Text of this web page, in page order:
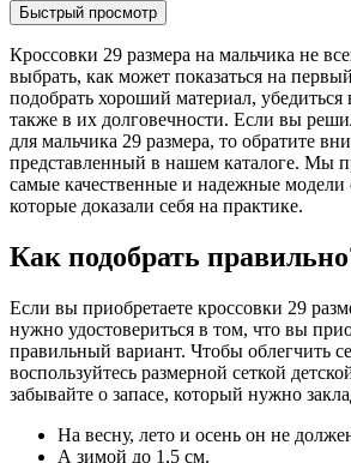
Быстрый просмотр
Кроссовки 29 размера на мальчика не
выбрать, как может показаться на
подобрать хороший материал, убедиться
также в их долговечности. Если вы
для мальчика 29 размера, то обратите
представленный в нашем каталоге. Мы
самые качественные и надежные
которые доказали себя на практике.
Как подобрать
Если вы приобретаете кроссовки 29
нужно удостовериться в том, что вы
правильный вариант. Чтобы облегчить
воспользуйтесь размерной сеткой
забывайте о запасе, который нужно
На весну, лето и осень он не
А зимой до 1,5 см.